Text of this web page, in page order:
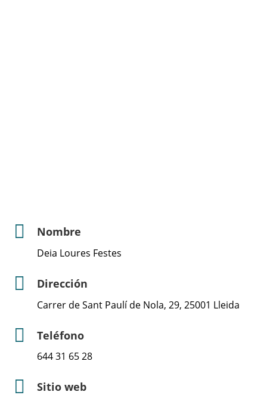
Nombre
Deia Loures Festes
Dirección
Carrer de Sant Paulí de Nola, 29, 25001 Lleida
Teléfono
644 31 65 28
Sitio web